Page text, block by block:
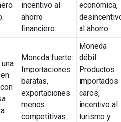
incentivo al
ahorro
financiero.
económica,
al ahorro.
Moneda fuerte:
Importaciones
baratas,
exportaciones
menos
competitivas.
Moneda
débil:
Productos
importados
caros,
incentivo al
turismo y